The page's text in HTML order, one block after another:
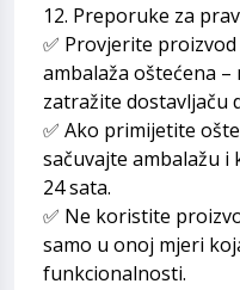
12. Preporuke za
✅ Provjerite
ambalaža oštećena
zatražite dostavljaču
✅ Ako primijetite
sačuvajte ambalažu
24 sata.
✅ Ne koristite
samo u onoj mjeri
funkcionalnosti.